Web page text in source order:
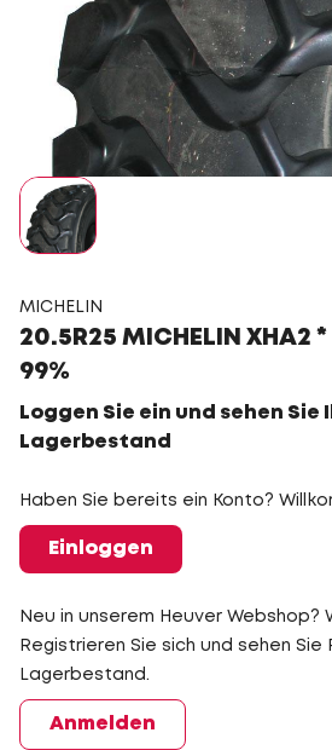
MICHELIN
20.5R25 MICHELIN XHA2 *
99%
Loggen Sie ein und sehen Sie
Lagerbestand
Haben Sie bereits ein Konto?
Einloggen
Neu in unserem Heuver Webshop?
Registrieren Sie sich und sehen Sie
Lagerbestand.
Anmelden